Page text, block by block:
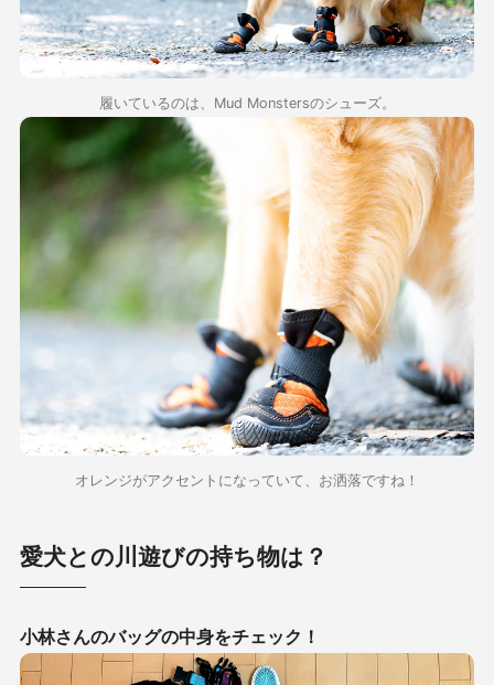
履いているのは、Mud Monstersのシューズ。
オレンジがアクセントになっていて、お洒落ですね！
愛犬との川遊びの持ち物は？
小林さんのバッグの中身をチェック！